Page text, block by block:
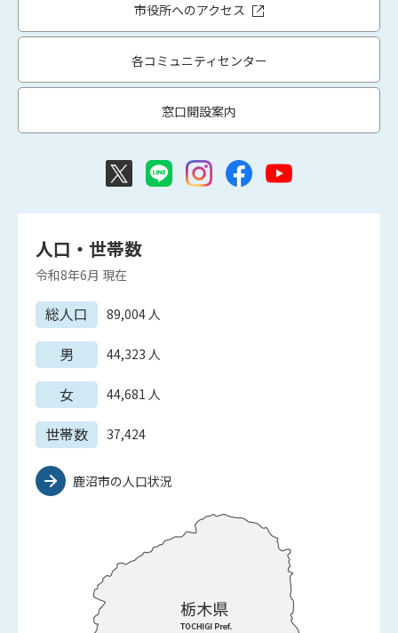
市役所へのアクセス
各コミュニティセンター
窓口開設案内
人口・世帯数
令和8年6月 現在
総人口 89,004人
男 44,323 人
女 44,681 人
世帯数 37,424
鹿沼市の人口状況